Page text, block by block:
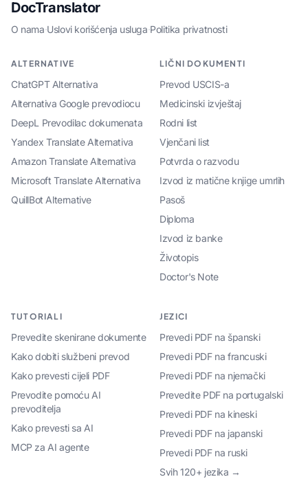
DocTranslator
O nama·Uslovi korišćenja usluga·Politika privatnosti
ALTERNATIVE
ChatGPT Alternativa
Alternativa Google prevodiocu
DeepL Prevodilac dokumenata
Yandex Translate Alternativa
Amazon Translate Alternativa
Microsoft Translate Alternativa
QuillBot Alternative
LIČNI DOKUMENTI
Prevod USCIS-a
Medicinski izvještaj
Rodni list
Vjenčani list
Potvrda o razvodu
Izvod iz matične knjige umrlih
Pasoš
Diploma
Izvod iz banke
Životopis
Doctor's Note
TUTORIALI
Prevedite skenirane dokumente
Kako dobiti službeni prevod
Kako prevesti cijeli PDF
Prevodite pomoću AI
prevoditelja
Kako prevesti sa AI
MCP za AI agente
JEZICI
Prevedi PDF na španski
Prevedi PDF na francuski
Prevedi PDF na njemački
Prevedite PDF na portugalski
Prevedi PDF na kineski
Prevedi PDF na japanski
Prevedi PDF na ruski
Svih 120+ jezika →